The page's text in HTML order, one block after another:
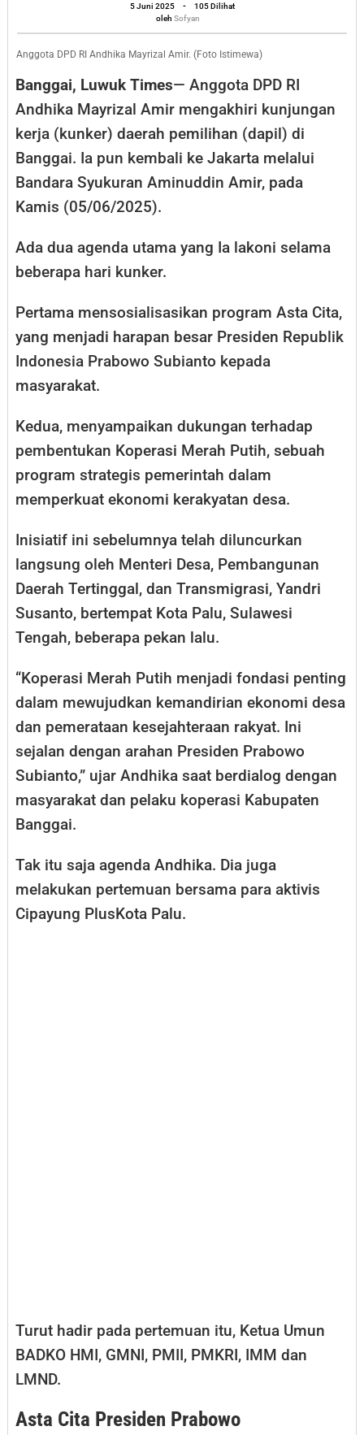
Merah
Putih,
Andhika
Mayrizal
Amir
Akhiri
Dapil
Banggai
5 Juni 2025
oleh
Sofyan
-
105 Dilihat
oleh Sofyan
Anggota DPD RI Andhika Mayrizal Amir. (Foto Istimewa)
Banggai, Luwuk Times— Anggota DPD RI
Andhika Mayrizal Amir mengakhiri kunjungan
kerja (kunker) daerah pemilihan (dapil) di
Banggai. Ia pun kembali ke Jakarta melalui
Bandara Syukuran Aminuddin Amir, pada
Kamis (05/06/2025).
Ada dua agenda utama yang Ia lakoni selama
beberapa hari kunker.
Pertama mensosialisasikan program Asta Cita,
yang menjadi harapan besar Presiden Republik
Indonesia Prabowo Subianto kepada
masyarakat.
Kedua, menyampaikan dukungan terhadap
pembentukan Koperasi Merah Putih, sebuah
program strategis pemerintah dalam
memperkuat ekonomi kerakyatan desa.
Inisiatif ini sebelumnya telah diluncurkan
langsung oleh Menteri Desa, Pembangunan
Daerah Tertinggal, dan Transmigrasi, Yandri
Susanto, bertempat Kota Palu, Sulawesi
Tengah, beberapa pekan lalu.
“Koperasi Merah Putih menjadi fondasi penting
dalam mewujudkan kemandirian ekonomi desa
dan pemerataan kesejahteraan rakyat. Ini
sejalan dengan arahan Presiden Prabowo
Subianto,” ujar Andhika saat berdialog dengan
masyarakat dan pelaku koperasi Kabupaten
Banggai.
Tak itu saja agenda Andhika. Dia juga
melakukan pertemuan bersama para aktivis
Cipayung PlusKota Palu.
Turut hadir pada pertemuan itu, Ketua Umun
BADKO HMI, GMNI, PMII, PMKRI, IMM dan
LMND.
Asta Cita Presiden Prabowo